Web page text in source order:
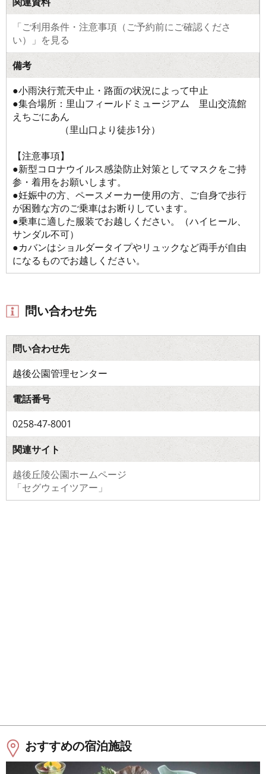
「ご利用条件・注意事項（ご予約前にご確認くださ
い）」を見る
備考
●小雨決行荒天中止・路面の状況によって中止
●集合場所：里山フィールドミュージアム 里山交流館
えちごにあん
（里山口より徒歩1分）
【注意事項】
●新型コロナウイルス感染防止対策としてマスクをご持
参・着用をお願いします。
●妊娠中の方、ペースメーカー使用の方、ご自身で歩行
が困難な方のご乗車はお断りしています。
●乗車に適した服装でお越しください。（ハイヒール、
サンダル不可）
●カバンはショルダータイプやリュックなど両手が自由
になるものでお越しください。
問い合わせ先
問い合わせ先
越後公園管理センター
電話番号
0258-47-8001
関連サイト
越後丘陵公園ホームページ
「セグウェイツアー」
おすすめの宿泊施設